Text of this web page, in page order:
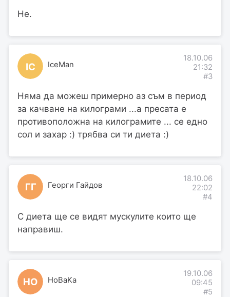
Не.
IC IceMan
18.10.06
21:32
#3
Няма да можеш примерно аз съм в период
за качване на килограми ...а пресата е
противоположна на килограмите ... се едно
сол и захар :) трябва си ти диета :)
ГГ Георги Гайдов
18.10.06
22:02
#4
С диета ще се видят мускулите които ще
направиш.
HO HoBaKa
19.10.06
09:45
#5